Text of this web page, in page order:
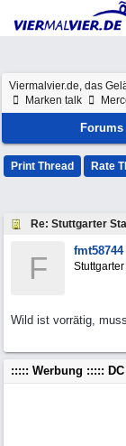
Viermalvier.de, das
Marken talk
Forums
Print Thread Rate
F fmt58744
Wild ist vorrätig,
::::: Werbung ::::: DC